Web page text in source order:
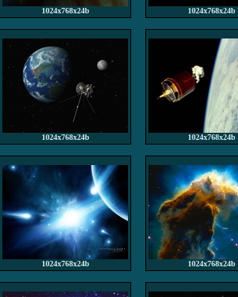
1024x768x24b 1024x768x24b
1024x768x24b 1024x768x24b
1024x768x24b 1024x768x24b